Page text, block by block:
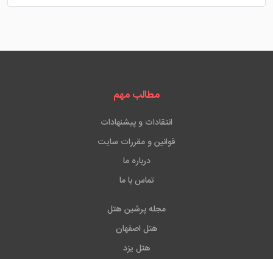
مطالب مهم
انتقادات و پیشنهادات
قوانین و مقررات سایت
درباره ما
تماس با ما
مجله پرشین هتل
هتل اصفهان
هتل یزد